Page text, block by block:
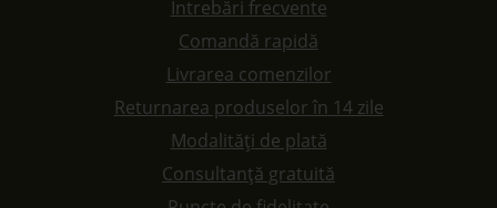
Întrebări frecvente
Comandă rapidă
Livrarea comenzilor
Returnarea produselor în 14 zile
Modalități de plată
Consultanță gratuită